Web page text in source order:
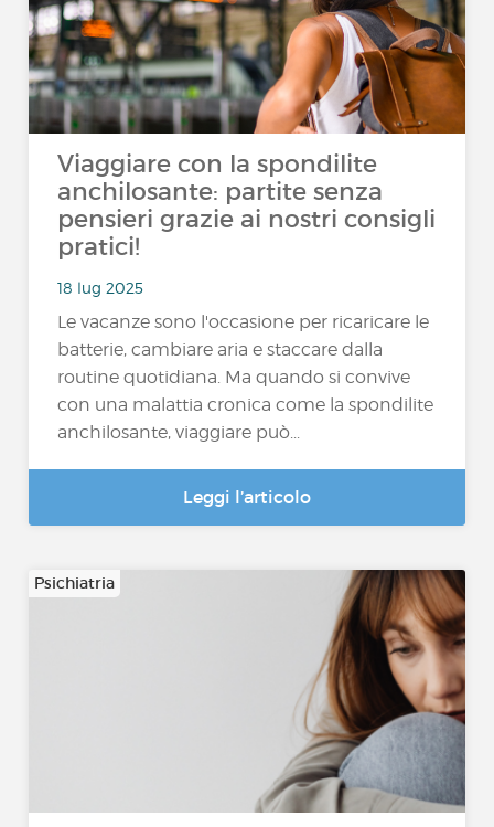
Viaggiare con la spondilite
anchilosante: partite senza
pensieri grazie ai nostri consigli
pratici!
18 lug 2025
Le vacanze sono l'occasione per ricaricare le
batterie, cambiare aria e staccare dalla
routine quotidiana. Ma quando si convive
con una malattia cronica come la spondilite
anchilosante, viaggiare può...
Leggi l’articolo
Psichiatria